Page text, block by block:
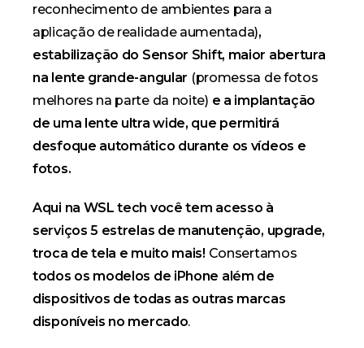
reconhecimento de ambientes para a
aplicação de realidade aumentada),
estabilização do Sensor Shift, maior abertura
na lente grande-angular (promessa de fotos
melhores na parte da noite) e a implantação
de uma lente ultra wide, que permitirá
desfoque automático durante os vídeos e
fotos.
Aqui na WSL tech você tem acesso à
serviços 5 estrelas de manutenção, upgrade,
troca de tela e muito mais! Consertamos
todos os modelos de iPhone além de
dispositivos de todas as outras marcas
disponíveis no mercado.